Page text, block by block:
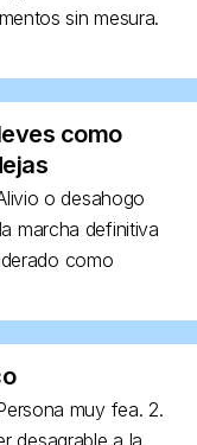
sin mesura.
como
o desahogo
marcha definitiva
como
muy fea. 2.
desagrable a la